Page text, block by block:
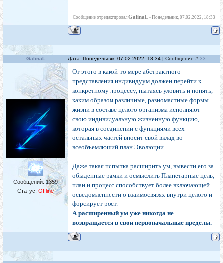
Сообщение отредактировал GalinaL - Понедельник, 07.02.2022, 18:33
GalinaL Дата: Понедельник, 07.02.2022, 18:34 | Сообщение # 33
Сообщений: 1359
Статус: Offline
От этого в какой-то мере абстрактного
представления индивидуум должен перейти к
конкретному процессу, пытаясь уловить и понять,
каким образом различные, разномастные формы
жизни в составе целого организма исполняют
свою индивидуальную жизненную функцию,
которая в соединении с функциями всех
остальных частей вносит свой вклад во
всеобъемлющий план Эволюции.
Даже такая попытка расширить ум, вывести его за
обыденные рамки и осмыслить Планетарные цель,
план и процесс способствует более включающей
осведомленности о взаимосвязях внутри целого и
форсирует рост.
А расширенный ум уже никогда не
возвращается в свои первоначальные пределы.